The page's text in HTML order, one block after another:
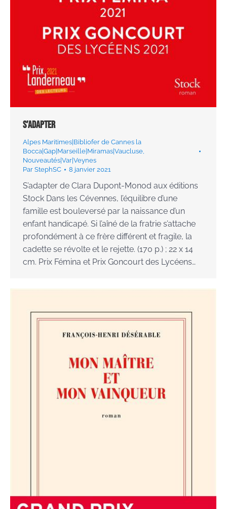
S’adapter
Alpes Maritimes|Bibliofer de Cannes la
Bocca|Gap|Marseille|Miramas|Vaucluse,
Nouveautés|Var|Veynes
Par StephSC 8 janvier 2021
S’adapter de Clara Dupont-Monod aux éditions
Stock Dans les Cévennes, l’équilibre d’une
famille est bouleversé par la naissance d’un
enfant handicapé. Si l’aîné de la fratrie s’attache
profondément à ce frère différent et fragile, la
cadette se révolte et le rejette. (170 p.) ; 22 x 14
cm. Prix Fémina et Prix Goncourt des Lycéens…